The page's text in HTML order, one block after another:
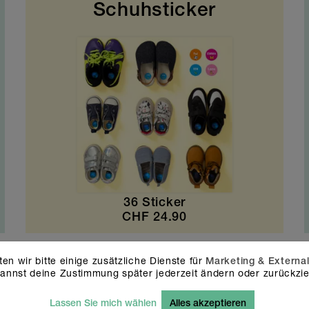
Schuhsticker
36 Sticker
CHF 24.90
Qualitätsversprechen an
wir bitte einige zusätzliche Dienste für Marketing & External
deine Zustimmung später jederzeit ändern oder
Lassen Sie mich wählen Alles akzeptieren